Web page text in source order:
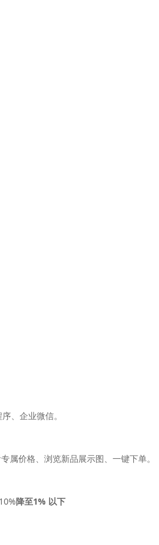
、企业微信。
属价格、浏览新品展示图、一键下单。
降至1% 以下